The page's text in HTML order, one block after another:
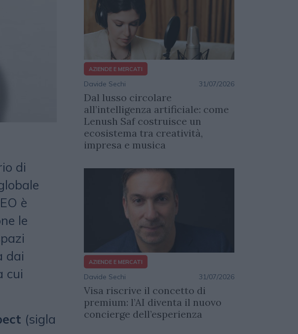
di
è
le
dai
cui
(sigla
AZIENDE E MERCATI
Davide Sechi 31/07/2026
Dal lusso circolare
all’intelligenza artificiale: come
Lenush Saf costruisce un
ecosistema tra creatività,
impresa e musica
AZIENDE E MERCATI
Davide Sechi 31/07/2026
Visa riscrive il concetto di
premium: l’AI diventa il nuovo
concierge dell’esperienza